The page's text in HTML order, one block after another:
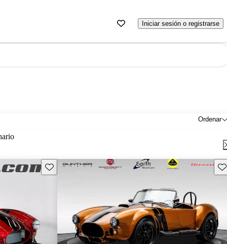
Iniciar sesión o registrarse
Ordenar
Guarda este Aviso